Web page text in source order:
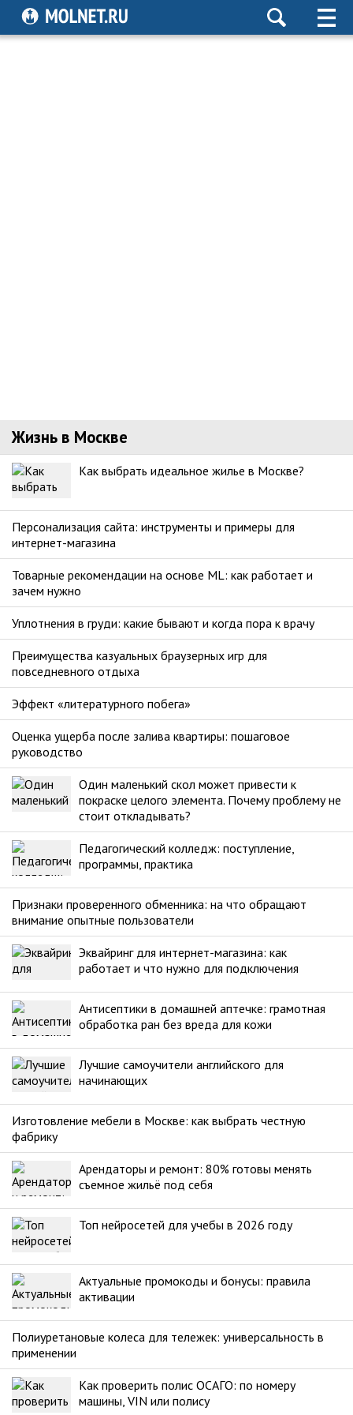
Жизнь в Москве
Как выбрать идеальное жилье в Москве?
Персонализация сайта: инструменты и примеры для
интернет-магазина
Товарные рекомендации на основе ML: как работает и
зачем нужно
Уплотнения в груди: какие бывают и когда пора к врачу
Преимущества казуальных браузерных игр для
повседневного отдыха
Эффект «литературного побега»
Оценка ущерба после залива квартиры: пошаговое
руководство
Один маленький скол может привести к
покраске целого элемента. Почему проблему не
стоит откладывать?
Педагогический колледж: поступление,
программы, практика
Признаки проверенного обменника: на что обращают
внимание опытные пользователи
Эквайринг для интернет-магазина: как
работает и что нужно для подключения
Антисептики в домашней аптечке: грамотная
обработка ран без вреда для кожи
Лучшие самоучители английского для
начинающих
Изготовление мебели в Москве: как выбрать честную
фабрику
Арендаторы и ремонт: 80% готовы менять
съемное жильё под себя
Топ нейросетей для учебы в 2026 году
Актуальные промокоды и бонусы: правила
активации
Полиуретановые колеса для тележек: универсальность в
применении
Как проверить полис ОСАГО: по номеру
машины, VIN или полису